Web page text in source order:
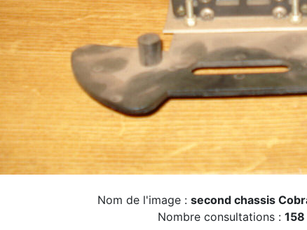
Nom de l'image : second chassis
Nombre consultations : 158